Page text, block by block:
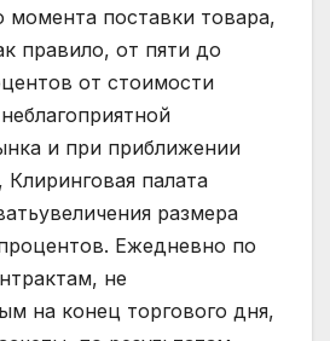
момента поставки товара,
правило, от пяти до
от стоимости
и при приближении
Клиринговая палата
размера
Ежедневно по
не
на конец торгового дня,